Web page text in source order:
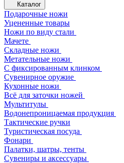
Каталог
Подарочные ножи
Уцененные товары
Ножи по виду стали
Мачете
Складные ножи
Метательные ножи
С фиксированным клинком
Сувенирное оружие
Кухонные ножи
Всё для заточки ножей
Мультитулы
Водонепроницаемая продукция
Тактические ручки
Туристическая посуда
Фонари
Палатки, шатры, тенты
Сувениры и аксессуары